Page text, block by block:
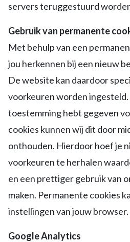
servers teruggestuurd
Gebruik van permanente
Met behulp van een
jou herkennen bij een nieuw
De website kan daardoor
voorkeuren worden
toestemming hebt gegeven
cookies kunnen wij dit door
onthouden. Hierdoor hoef je
voorkeuren te herhalen
en een prettiger gebruik van
maken. Permanente cookies
instellingen van jouw browser.
Google Analytics